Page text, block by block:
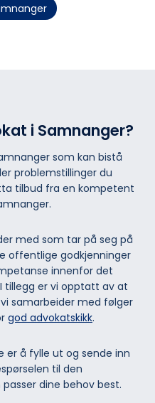
i Samnanger?
som kan bistå
problemstillinger du
tilbud fra en kompetent
med som tar på seg på
offentlige godkjenninger
innenfor det
tillegg er vi opptatt av at
samarbeider med følger
god advokatskikk.
er å fylle ut og sende inn
til den
dine behov best.